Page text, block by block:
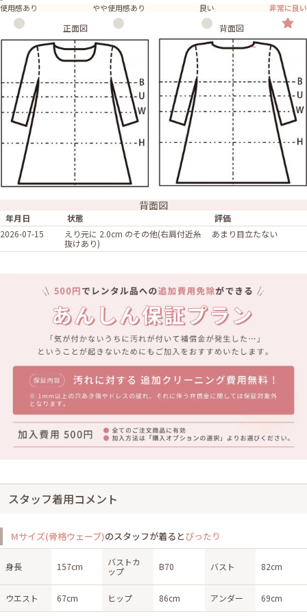
使用感あり やや使用感あり 良い 非常に良い
正面図 背面図
背面図
年月日 状態
評価
2026-07-15
えり元に 2.0cm のその他(右肩付近糸
抜けあり)
あまり目立たない
スタッフ着用コメント
Mサイズ(骨格ウェーブ)のスタッフが着るとぴったり
身長 157cm
バストカ
ップ
B70 バスト 82cm
ウエスト 67cm ヒップ 86cm アンダー 69cm